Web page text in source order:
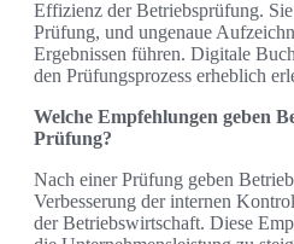
Effizienz der Betriebsprüfung.
Prüfung, und ungenaue
Ergebnissen führen. Digitale
den Prüfungsprozess erheblich
Welche Empfehlungen geben
Prüfung?
Nach einer Prüfung geben
Verbesserung der internen
der Betriebswirtschaft. Diese